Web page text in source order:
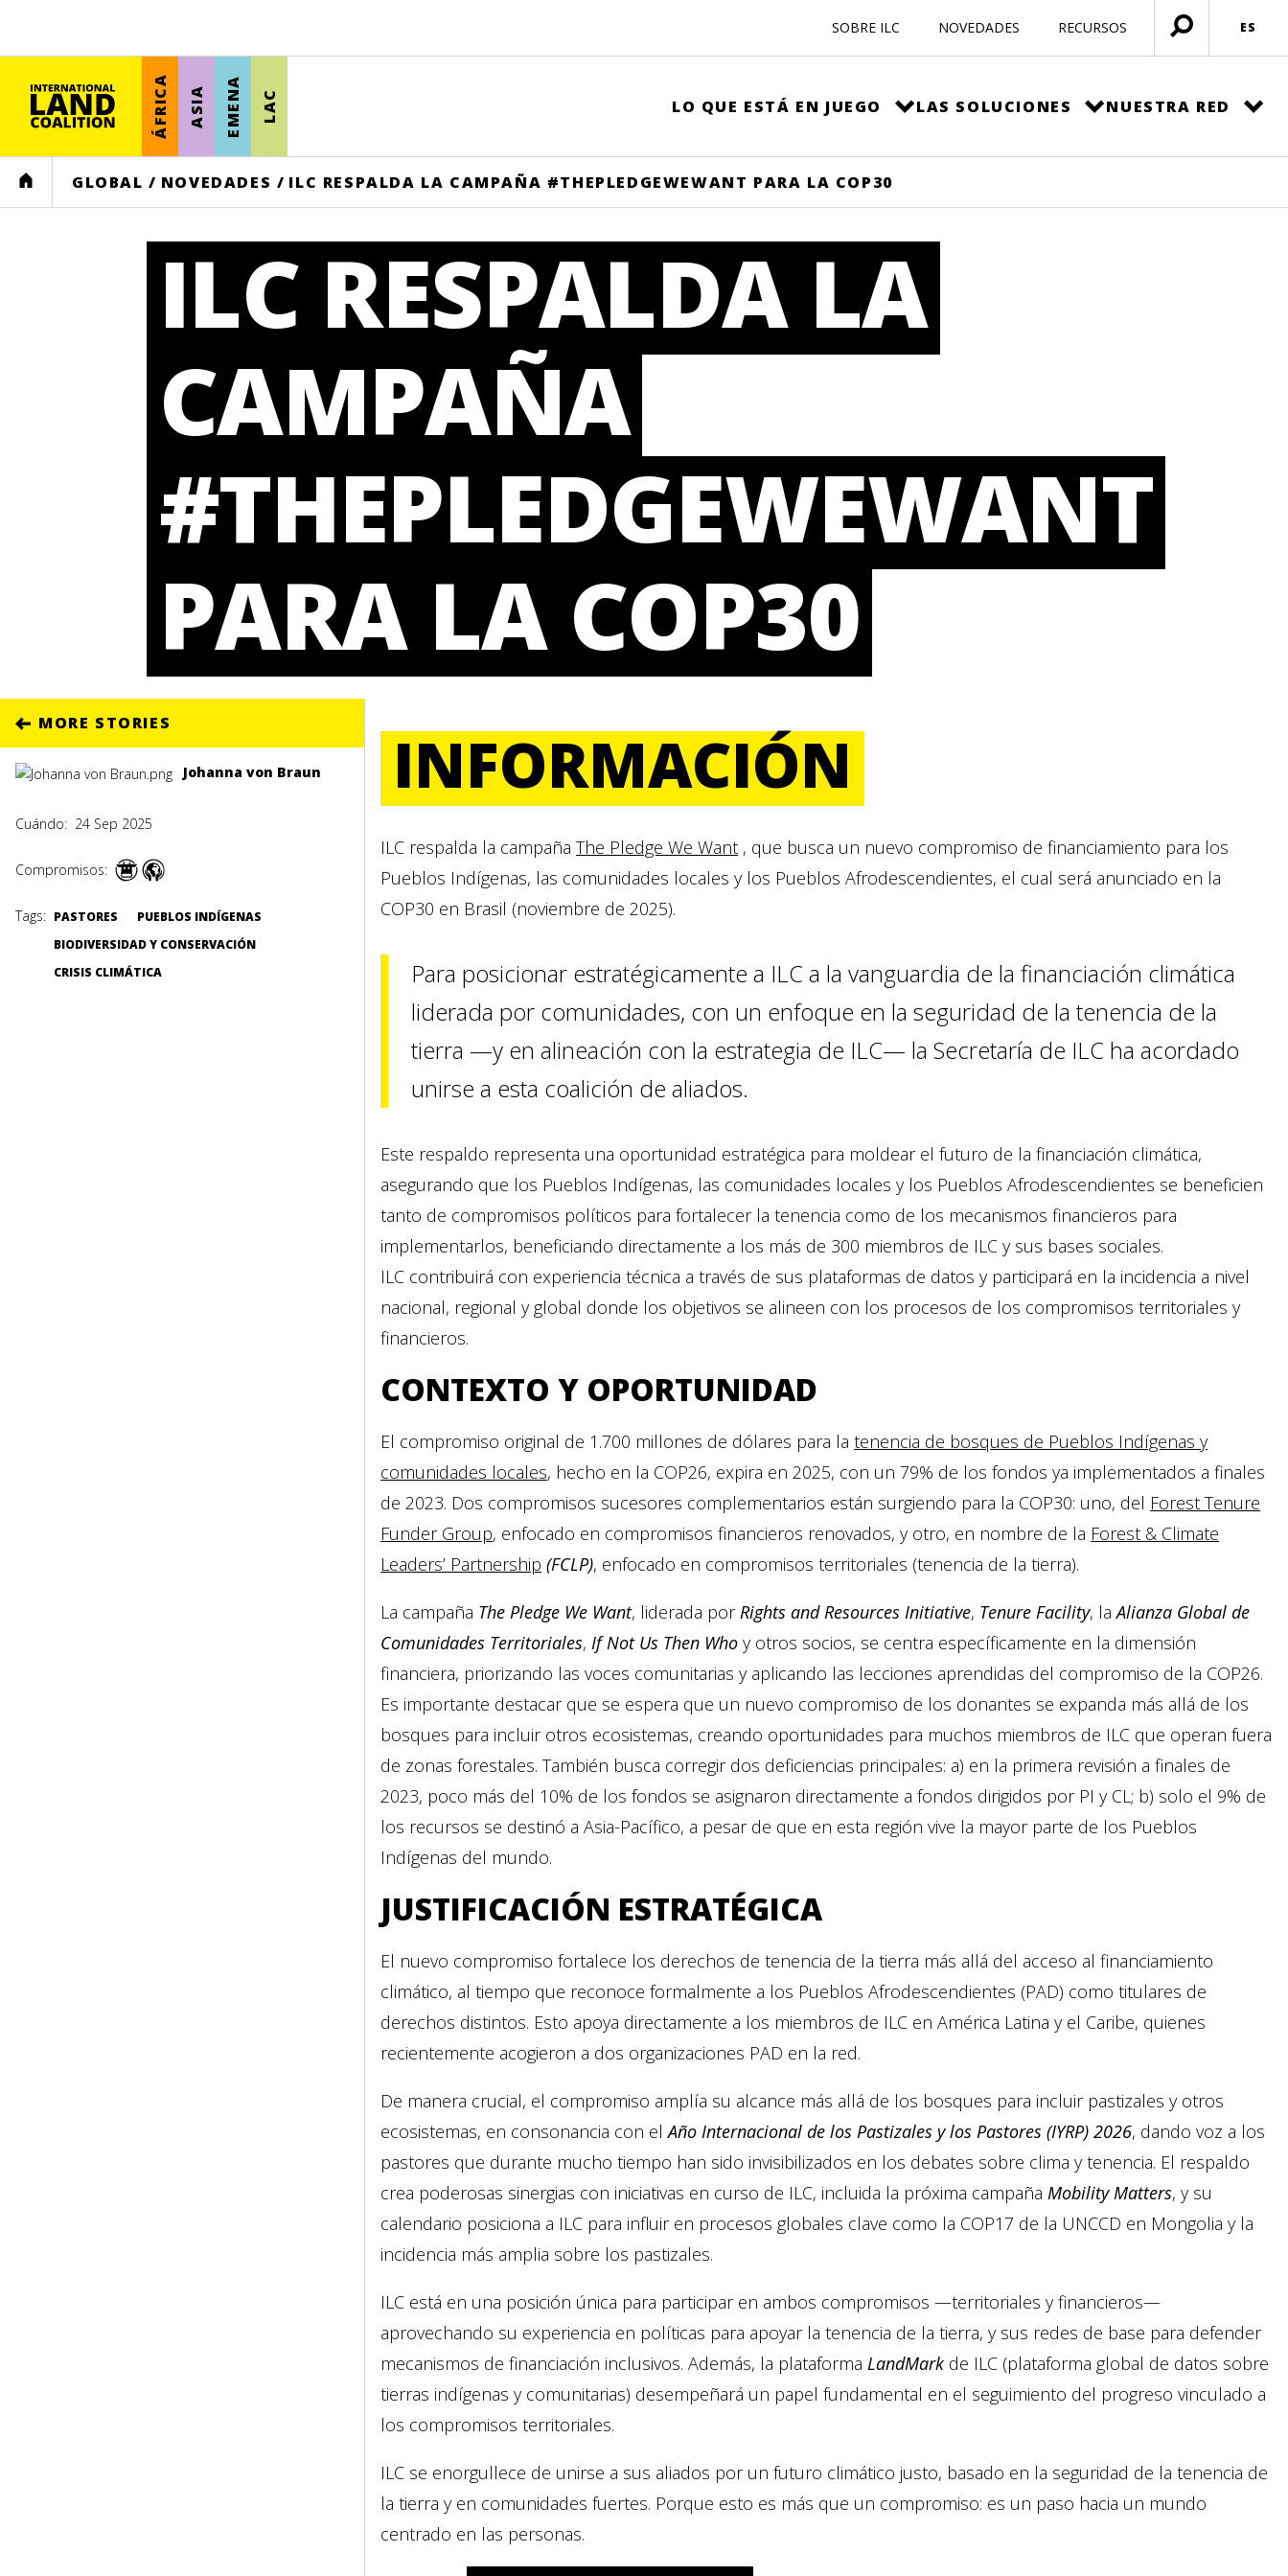
SOBRE ILC NOVEDADES RECURSOS
Menú
abierto
ES
ÁFRICA ASIA EMENA LAC LO QUE ESTÁ EN JUEGO LAS SOLUCIONES NUESTRA RED
HOME GLOBAL / NOVEDADES / ILC RESPALDA LA CAMPAÑA #THEPLEDGEWEWANT PARA LA COP30
ILC RESPALDA LA
CAMPAÑA
#THEPLEDGEWEWANT
PARA LA COP30
MORE STORIES
Johanna von Braun
Cuándo: 24 Sep 2025
Compromisos:
Tags: PASTORES
PUEBLOS INDÍGENAS
BIODIVERSIDAD Y CONSERVACIÓN
CRISIS CLIMÁTICA
INFORMACIÓN
ILC respalda la campañaThe Pledge We Want , que busca un nuevo compromiso de financiamiento para los
Pueblos Indígenas, las comunidades locales y los Pueblos Afrodescendientes, el cual será anunciado en la
COP30 en Brasil (noviembre de 2025).
Para posicionar estratégicamente a ILC a la vanguardia de la financiación climática
liderada por comunidades, con un enfoque en la seguridad de la tenencia de la
tierra —y en alineación con la estrategia de ILC— la Secretaría de ILC ha acordado
unirse a esta coalición de aliados.
Este respaldo representa una oportunidad estratégica para moldear el futuro de la financiación climática,
asegurando que los Pueblos Indígenas, las comunidades locales y los Pueblos Afrodescendientes se beneficien
tanto de compromisos políticos para fortalecer la tenencia como de los mecanismos financieros para
implementarlos, beneficiando directamente a los más de 300 miembros de ILC y sus bases sociales.
ILC contribuirá con experiencia técnica a través de sus plataformas de datos y participará en la incidencia a nivel
nacional, regional y global donde los objetivos se alineen con los procesos de los compromisos territoriales y
financieros.
CONTEXTO Y OPORTUNIDAD
El compromiso original de 1.700 millones de dólares para latenencia de bosques de Pueblos Indígenas y
comunidades locales, hecho en la COP26, expira en 2025, con un 79% de los fondos ya implementados a finales
de 2023. Dos compromisos sucesores complementarios están surgiendo para la COP30: uno, del Forest Tenure
Funder Group, enfocado en compromisos financieros renovados, y otro, en nombre de la Forest & Climate
Leaders’ Partnership (FCLP), enfocado en compromisos territoriales (tenencia de la tierra).
La campaña The Pledge We Want, liderada porRights and Resources Initiative, Tenure Facility, laAlianza Global de
Comunidades Territoriales,If Not Us Then Who y otros socios, se centra específicamente en la dimensión
financiera, priorizando las voces comunitarias y aplicando las lecciones aprendidas del compromiso de la COP26.
Es importante destacar que se espera que un nuevo compromiso de los donantes se expanda más allá de los
bosques para incluir otros ecosistemas, creando oportunidades para muchos miembros de ILC que operan fuera
de zonas forestales. También busca corregir dos deficiencias principales: a) en la primera revisión a finales de
2023, poco más del 10% de los fondos se asignaron directamente a fondos dirigidos por PI y CL; b) solo el 9% de
los recursos se destinó a Asia-Pacífico, a pesar de que en esta región vive la mayor parte de los Pueblos
Indígenas del mundo.
JUSTIFICACIÓN ESTRATÉGICA
El nuevo compromiso fortalece los derechos de tenencia de la tierra más allá del acceso al financiamiento
climático, al tiempo que reconoce formalmente a los Pueblos Afrodescendientes (PAD) como titulares de
derechos distintos. Esto apoya directamente a los miembros de ILC en América Latina y el Caribe, quienes
recientemente acogieron a dos organizaciones PAD en la red.
De manera crucial, el compromiso amplía su alcance más allá de los bosques para incluir pastizales y otros
ecosistemas, en consonancia con elAño Internacional de los Pastizales y los Pastores (IYRP) 2026, dando voz a los
pastores que durante mucho tiempo han sido invisibilizados en los debates sobre clima y tenencia. El respaldo
crea poderosas sinergias con iniciativas en curso de ILC, incluida la próxima campañaMobility Matters, y su
calendario posiciona a ILC para influir en procesos globales clave como la COP17 de la UNCCD en Mongolia y la
incidencia más amplia sobre los pastizales.
ILC está en una posición única para participar en ambos compromisos —territoriales y financieros—
aprovechando su experiencia en políticas para apoyar la tenencia de la tierra, y sus redes de base para defender
mecanismos de financiación inclusivos. Además, la plataformaLandMark de ILC (plataforma global de datos sobre
tierras indígenas y comunitarias) desempeñará un papel fundamental en el seguimiento del progreso vinculado a
los compromisos territoriales.
ILC se enorgullece de unirse a sus aliados por un futuro climático justo, basado en la seguridad de la tenencia de
la tierra y en comunidades fuertes. Porque esto es más que un compromiso: es un paso hacia un mundo
centrado en las personas.